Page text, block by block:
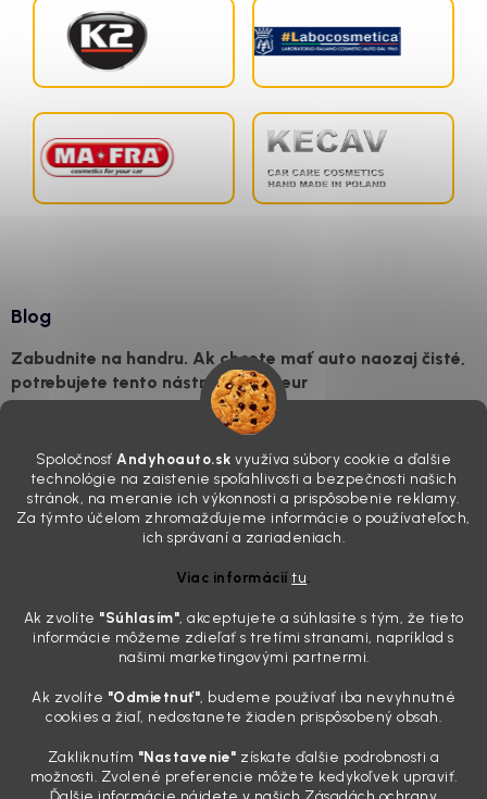
Spoločnosť Andyhoauto.sk využíva súbory cookie a ďalšie
technológie na zaistenie spoľahlivosti a bezpečnosti našich
stránok, na meranie ich výkonnosti a prispôsobenie reklamy.
Za týmto účelom zhromažďujeme informácie o používateľoch,
ich správaní a zariadeniach.
Viac informáciítu.
Ak zvolíte "Súhlasím", akceptujete a súhlasíte s tým, že tieto
informácie môžeme zdieľať s tretími stranami, napríklad s
našimi marketingovými partnermi.
Ak zvolíte "Odmietnuť", budeme používať iba nevyhnutné
cookies a žiaľ, nedostanete žiaden prispôsobený obsah.
Zakliknutím "Nastavenie" získate ďalšie podrobnosti a
možnosti. Zvolené preferencie môžete kedykoľvek upraviť.
Blog
Zabudnite na handru. Ak chcete mať auto naozaj čisté,
potrebujete tento nástroj za pár eur
„upratanom“ aute, no pri pohľade na palubnú dosku vás ide poraziť. V
mriežkach ventilácie, okolo tlačidiel a v švíkoch sedačiek na vás stále
drzo pozerá prach. Handra ani vysávač tam jednodu...
Detailing nemusí stáť výplatu: 5 kúskov autokozmetiky,
Sobotné ráno, káva v ruke a pred vami zaprášená kapota. Pre
niekoho nuda, pre nás najlepší relax. Lenže keď si v košíku spočítate
všetky tie fľaštičky, šampóny a utierky, výsledná suma vie poriadne
pokaziť náladu. Dobrá správa je, že aj profi výbava ...
Zabudnite na šmuhy: 7 overených vychytávok, ktoré z
28.7.2026